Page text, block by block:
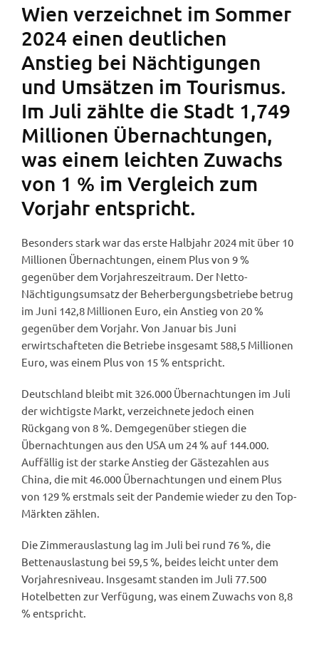
Wien verzeichnet im Sommer
2024 einen deutlichen
Anstieg bei Nächtigungen
und Umsätzen im Tourismus.
Im Juli zählte die Stadt 1,749
Millionen Übernachtungen,
was einem leichten Zuwachs
von 1 % im Vergleich zum
Vorjahr entspricht.
Besonders stark war das erste Halbjahr 2024 mit über 10
Millionen Übernachtungen, einem Plus von 9 %
gegenüber dem Vorjahreszeitraum. Der Netto-
Nächtigungsumsatz der Beherbergungsbetriebe betrug
im Juni 142,8 Millionen Euro, ein Anstieg von 20 %
gegenüber dem Vorjahr. Von Januar bis Juni
erwirtschafteten die Betriebe insgesamt 588,5 Millionen
Euro, was einem Plus von 15 % entspricht.
Deutschland bleibt mit 326.000 Übernachtungen im Juli
der wichtigste Markt, verzeichnete jedoch einen
Rückgang von 8 %. Demgegenüber stiegen die
Übernachtungen aus den USA um 24 % auf 144.000.
Auffällig ist der starke Anstieg der Gästezahlen aus
China, die mit 46.000 Übernachtungen und einem Plus
von 129 % erstmals seit der Pandemie wieder zu den Top-
Märkten zählen.
Die Zimmerauslastung lag im Juli bei rund 76 %, die
Bettenauslastung bei 59,5 %, beides leicht unter dem
Vorjahresniveau. Insgesamt standen im Juli 77.500
Hotelbetten zur Verfügung, was einem Zuwachs von 8,8
% entspricht.